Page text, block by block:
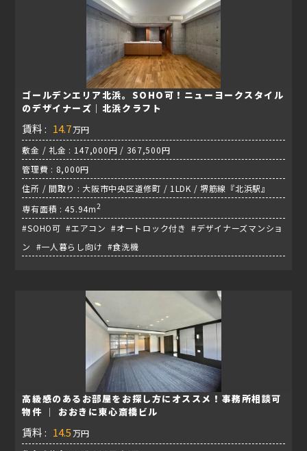
ゴールデンエリア北浜。SOHO可！ニューヨークスタイル
のデザイナーズ｜北浜クラフト
賃料 : 14.7万円
敷金 / 礼金 : 147,000円 / 367,500円
管理費 : 8,000円
住所 / 間取り : 大阪市中央区道修町 / 1LDK / 堺筋線『北浜駅』
専有面積 : 45.94m2
#SOHO可 #エアコン #オートロック付き #デザイナーズマンショ
ン #一人暮らし向け #食洗機
高級感のあるお部屋をお探し方にオススメ！事務所相談可
物件 │ おおきに東心斎橋ビル
賃料 : 14.5 万円